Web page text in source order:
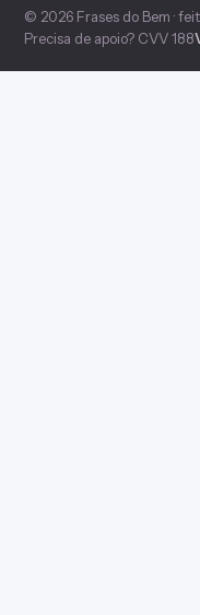
© 2026 Frases do Bem ·
Precisa de apoio? CVV 188